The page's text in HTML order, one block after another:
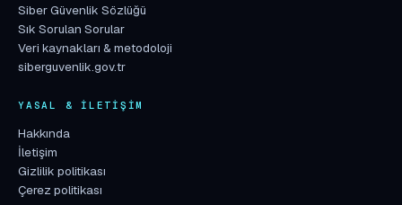
Siber Güvenlik Sözlüğü
Sık Sorulan Sorular
Veri kaynakları & metodoloji
siberguvenlik.gov.tr
YASAL & İLETIŞIM
Hakkında
İletişim
Gizlilik politikası
Çerez politikası